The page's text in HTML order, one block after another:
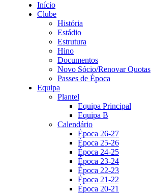
Início
Clube
História
Estádio
Estrutura
Hino
Documentos
Novo Sócio/Renovar Quotas
Passes de Época
Equipa
Plantel
Equipa Principal
Equipa B
Calendário
Época 26-27
Época 25-26
Época 24-25
Época 23-24
Época 22-23
Época 21-22
Época 20-21